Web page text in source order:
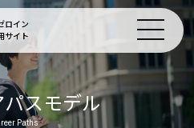
ロイン
サイト
スモデル
Paths